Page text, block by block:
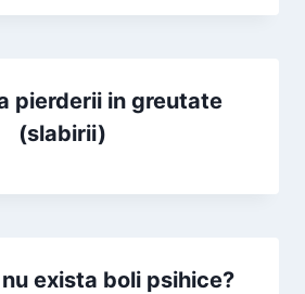
pierderii in greutate
(slabirii)
exista boli psihice?